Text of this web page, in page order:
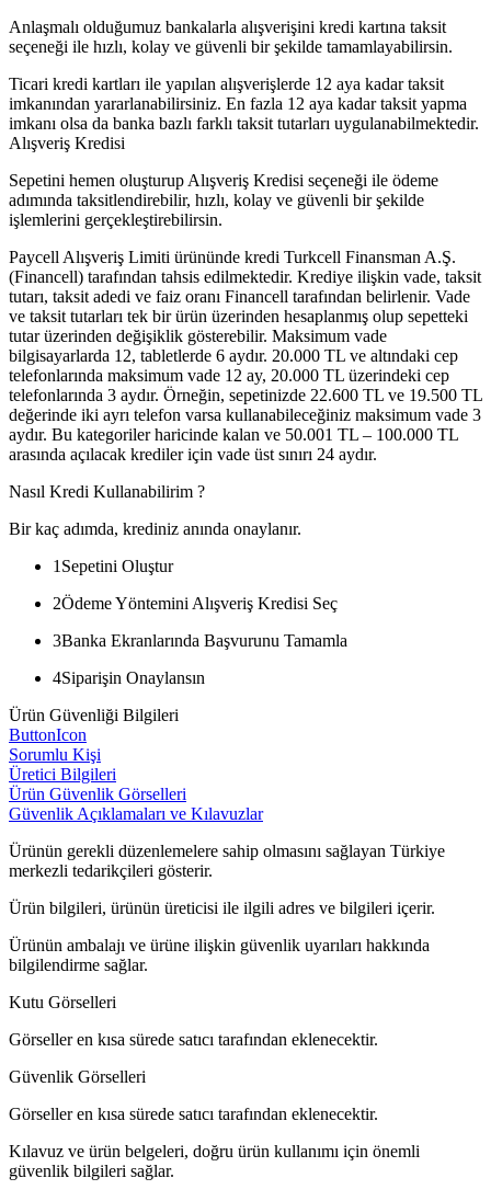
Anlaşmalı olduğumuz bankalarla alışverişini kredi kartına taksit
seçeneği ile hızlı, kolay ve güvenli bir şekilde tamamlayabilirsin.
Ticari kredi kartları ile yapılan alışverişlerde 12 aya kadar taksit
imkanından yararlanabilirsiniz. En fazla 12 aya kadar taksit yapma
imkanı olsa da banka bazlı farklı taksit tutarları uygulanabilmektedir.
Alışveriş Kredisi
Sepetini hemen oluşturup Alışveriş Kredisi seçeneği ile ödeme
adımında taksitlendirebilir, hızlı, kolay ve güvenli bir şekilde
işlemlerini gerçekleştirebilirsin.
Paycell Alışveriş Limiti ürününde kredi Turkcell Finansman A.Ş.
(Financell) tarafından tahsis edilmektedir. Krediye ilişkin vade, taksit
tutarı, taksit adedi ve faiz oranı Financell tarafından belirlenir. Vade
ve taksit tutarları tek bir ürün üzerinden hesaplanmış olup sepetteki
tutar üzerinden değişiklik gösterebilir. Maksimum vade
bilgisayarlarda 12, tabletlerde 6 aydır. 20.000 TL ve altındaki cep
telefonlarında maksimum vade 12 ay, 20.000 TL üzerindeki cep
telefonlarında 3 aydır. Örneğin, sepetinizde 22.600 TL ve 19.500 TL
değerinde iki ayrı telefon varsa kullanabileceğiniz maksimum vade 3
aydır. Bu kategoriler haricinde kalan ve 50.001 TL – 100.000 TL
arasında açılacak krediler için vade üst sınırı 24 aydır.
Nasıl Kredi Kullanabilirim ?
Bir kaç adımda, krediniz anında onaylanır.
1 Sepetini Oluştur
2Ödeme Yöntemini Alışveriş Kredisi Seç
3Banka Ekranlarında Başvurunu Tamamla
4Siparişin Onaylansın
Ürün Güvenliği Bilgileri
ButtonIcon
Sorumlu Kişi
Üretici Bilgileri
Ürün Güvenlik Görselleri
Güvenlik Açıklamaları ve Kılavuzlar
Ürünün gerekli düzenlemelere sahip olmasını sağlayan Türkiye
merkezli tedarikçileri gösterir.
Ürün bilgileri, ürünün üreticisi ile ilgili adres ve bilgileri içerir.
Ürünün ambalajı ve ürüne ilişkin güvenlik uyarıları hakkında
bilgilendirme sağlar.
Kutu Görselleri
Görseller en kısa sürede satıcı tarafından eklenecektir.
Güvenlik Görselleri
Görseller en kısa sürede satıcı tarafından eklenecektir.
Kılavuz ve ürün belgeleri, doğru ürün kullanımı için önemli
güvenlik bilgileri sağlar.